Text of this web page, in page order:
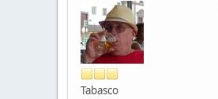
Tabasco